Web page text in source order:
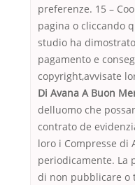
preferenze. 15 –
pagina o cliccando
studio ha
pagamento e
copyright,avvisate
Di Avana A Buon
delluomo che
contrato de
loro i Compresse di
periodicamente. La
di non pubblicare o